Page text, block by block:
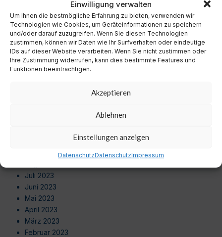
Einwilligung verwalten
Um Ihnen die bestmögliche Erfahrung zu bieten, verwenden wir
Technologien wie Cookies, um Geräteinformationen zu speichern
und/oder darauf zuzugreifen. Wenn Sie diesen Technologien
zustimmen, können wir Daten wie Ihr Surfverhalten oder eindeutige
IDs auf dieser Website verarbeiten. Wenn Sie nicht zustimmen oder
Ihre Zustimmung widerrufen, kann dies bestimmte Features und
Funktionen beeinträchtigen.
Akzeptieren
Ablehnen
Einstellungen anzeigen
DatenschutzDatenschutzImpressum
September 2024
August 2024
Juli 2024
Juni 2024
Mai 2024
April 2024
September 2023
Juli 2023
Juni 2023
Mai 2023
April 2023
März 2023
Februar 2023